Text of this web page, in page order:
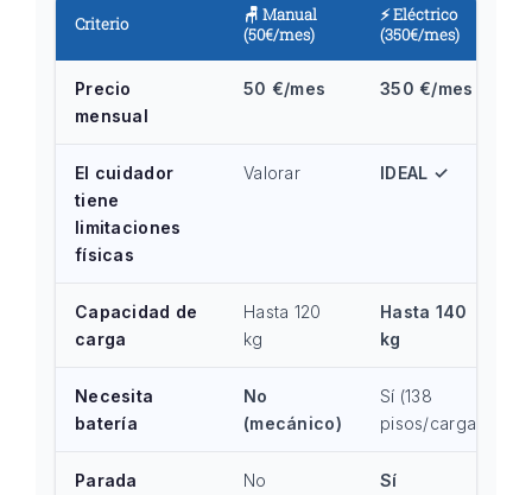
Criterio
🪑 Manual
(50€/mes)
⚡ Eléctrico
(350€/mes)
Precio
mensual
50 €/mes 350 €/mes
El cuidador
tiene
limitaciones
físicas
Valorar IDEAL ✓
Capacidad de
carga
Hasta 120
kg
Hasta 140
kg
Necesita
batería
No
(mecánico)
Sí (138
pisos/carga)
Parada
No Sí